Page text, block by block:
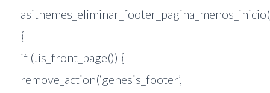
{
if (!is_front_page()) {
remove_action(‘genesis_footer’,